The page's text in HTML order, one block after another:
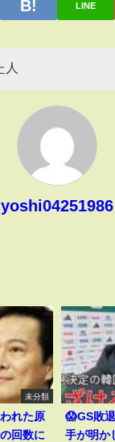
LINE
人
yoshi04251986
未分類
れた原
回数に
😱GS敗
手が明か